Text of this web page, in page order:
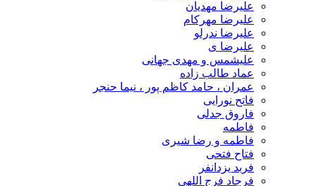
علیرضا مهدیان
علیرضا مهرکام
علیرضا ندرلو
علیرضا ی
علیشمس و مهدی جهانی
عماد طالب زاده
عمران ، حامد کاظم پور ، نیما حنجر
فاتح نورایی
فاروق جدلی
فاطمه
فاطمه و رضا شیری
فتاح فتحی
فربد یزدانفر
فرجاد فرج اللهی